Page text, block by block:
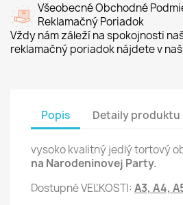
Všeobecné Obchodné
Reklamačný Poriadok
Vždy nám záleží na spokojnosti
reklamačný poriadok nájdete v
Popis Detaily produktu
vysoko kvalitný jedlý tortový
na Narodeninovej Party.
Dostupné VEĽKOSTI: A3, A4,